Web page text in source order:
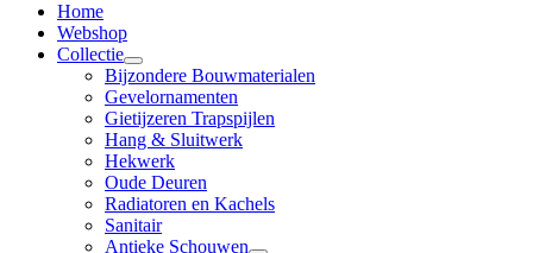
Home
Webshop
Collectie
Bijzondere Bouwmaterialen
Gevelornamenten
Gietijzeren Trapspijlen
Hang & Sluitwerk
Hekwerk
Oude Deuren
Radiatoren en Kachels
Sanitair
Antieke Schouwen